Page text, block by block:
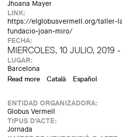
Jhoana Mayer
LINK:
https://elglobusvermell.org/taller-
fundacio-joan-miro/
FECHA:
MIERCOLES, 10 JULIO, 2019 -
LUGAR:
Barcelona
Read more about Workshop "The
Català Español
ENTIDAD ORGANIZADORA:
Globus Vermell
TIPUS D'ACTE:
Jornada